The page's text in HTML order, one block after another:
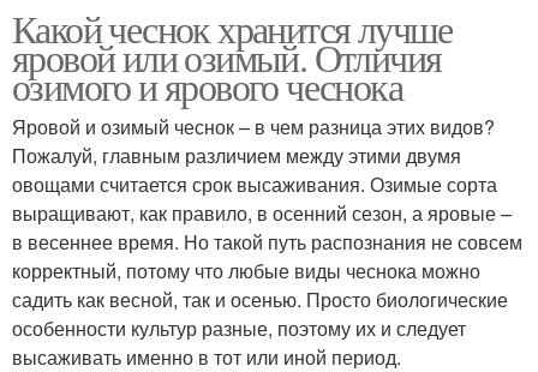
Какой чеснок хранится лучше
яровой или озимый. Отличия
озимого и ярового чеснока
Яровой и озимый чеснок – в чем разница этих видов?
Пожалуй, главным различием между этими двумя
овощами считается срок высаживания. Озимые сорта
выращивают, как правило, в осенний сезон, а яровые –
в весеннее время. Но такой путь распознания не совсем
корректный, потому что любые виды чеснока можно
садить как весной, так и осенью. Просто биологические
особенности культур разные, поэтому их и следует
высаживать именно в тот или иной период.